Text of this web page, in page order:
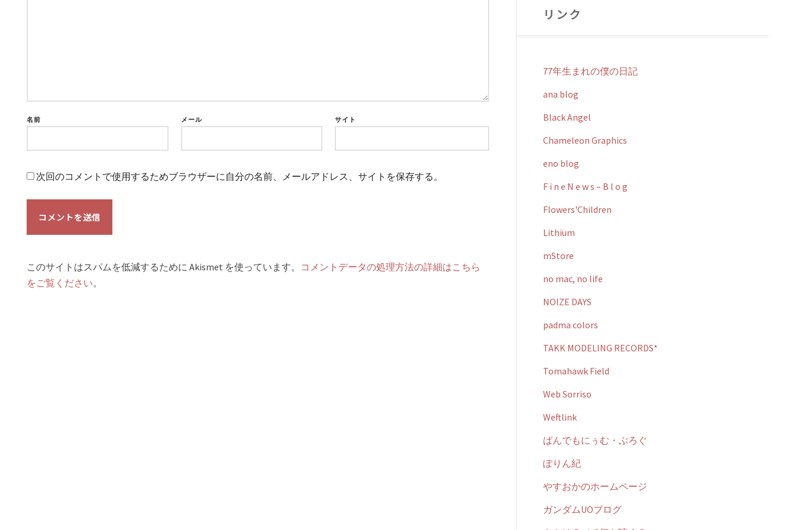
名前 メール サイト
次回のコメントで使用するためブラウザーに自分の名前、メールアドレス、サイトを保存する。
このサイトはスパムを低減するために Akismet を使っています。 コメントデータの処理方法の詳細はこちら
をご覧ください。
リンク
77年生まれの僕の日記
ana blog
Black Angel
Chameleon Graphics
eno blog
F i n e N e w s – B l o g
Flowers'Children
Lithium
mStore
no mac, no life
NOIZE DAYS
padma colors
TAKK MODELING RECORDS*
Tomahawk Field
Web Sorriso
Weftlink
ぱんでもにぅむ・ぶろぐ
ぽりん紀
やすおかのホームページ
ガンダムUOブログ